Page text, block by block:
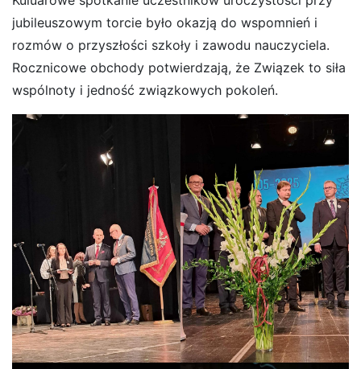
jubileuszowym torcie było okazją do wspomnień i
rozmów o przyszłości szkoły i zawodu nauczyciela.
Rocznicowe obchody potwierdzają, że Związek to siła
wspólnoty i jedność związkowych pokoleń.